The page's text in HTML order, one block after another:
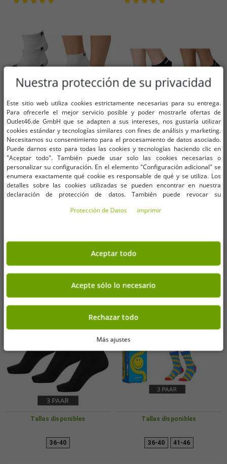
Tallas disponibles
39/42 43/46
3 pares de calcetines deportivos
Kappa de algodón con logotipo,
Tallas disponibles
39-42 43-46
5 pares de calcetines deportivos
Umbro para hombre y mujer,
calcetines deportivos, con
Tallas disponibles
36-40
-71%
Tallas disponibles
36-40 41-46
Nuestra protección de su privacidad
Este sitio web utiliza cookies estrictamente necesarias para su entrega.
Para ofrecerle el mejor servicio posible y poder mostrarle ofertas de
Outlet46.de GmbH que se adapten a sus intereses, nos gustaría utilizar
cookies estándar y tecnologías similares con fines de análisis y marketing.
Necesitamos su consentimiento para el procesamiento de datos asociado.
Puede darnos esto para todas las cookies y tecnologías haciendo clic en
"Aceptar todo". También puede usar solo las cookies necesarias o
personalizar su configuración. En el elemento "Configuración adicional" se
enumera exactamente qué cookie es responsable de qué y se utiliza. Los
detalles sobre las cookies utilizadas se pueden encontrar en nuestra
declaración de protección de datos. También puede revocar su
encontrar en la impresión.Protección de Datos imprimir
Aceptar todo
Acepte sólo lo necesario
Rechazar todo
Más ajustes